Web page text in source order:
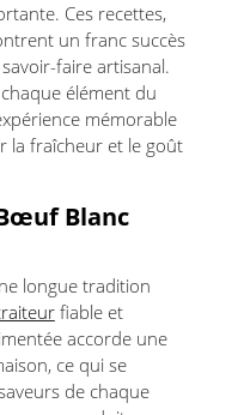
Ces recettes,
un franc succès
faire artisanal.
élément du
mémorable
la fraîcheur et le goût
Blanc
longue tradition
fiable et
accorde une
ce qui se
de chaque